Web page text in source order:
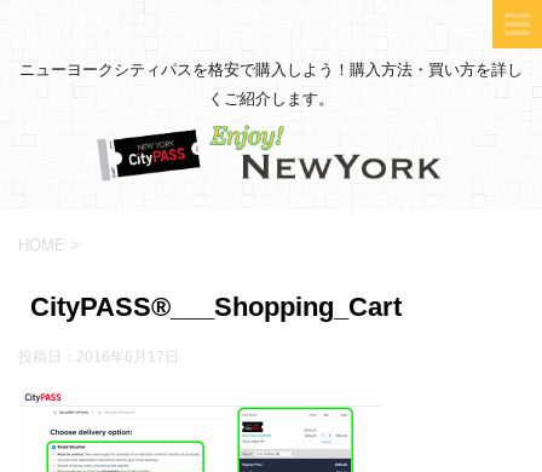
ニューヨークシティパスを格安で購入しよう！購入方法・買い方を詳し
くご紹介します。
HOME >
CityPASS®___Shopping_Cart
投稿日： 2016年6月17日